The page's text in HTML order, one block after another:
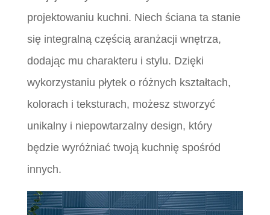
projektowaniu kuchni. Niech ściana ta stanie
się integralną częścią aranżacji wnętrza,
dodając mu charakteru i stylu. Dzięki
wykorzystaniu płytek o różnych kształtach,
kolorach i teksturach, możesz stworzyć
unikalny i niepowtarzalny design, który
będzie wyróżniać twoją kuchnię spośród
innych.